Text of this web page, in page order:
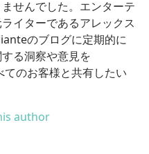
せんでした。エンターテ
イターであるアレックス
のブログに定期的に
る洞察や意見を
のお客様と共有したい
author